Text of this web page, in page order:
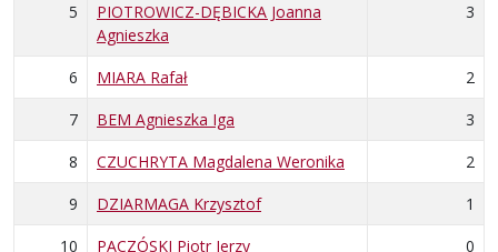
5
PIOTROWICZ-DĘBICKA Joanna
Agnieszka
3
6 MIARA Rafał
2
7
BEM Agnieszka Iga
3
8
CZUCHRYTA Magdalena Weronika
2
9
DZIARMAGA Krzysztof
1
10
PACZÓSKI Piotr Jerzy
0